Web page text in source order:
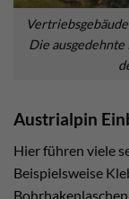
Die
Austrialpin
Hier führen viele
Beispielsweise